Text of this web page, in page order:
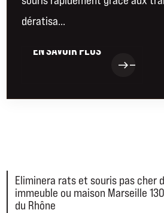
dératisa...
EN SAVOIR PLUS
easteast
Eliminera rats et souris pas cher
immeuble ou maison Marseille
du Rhône